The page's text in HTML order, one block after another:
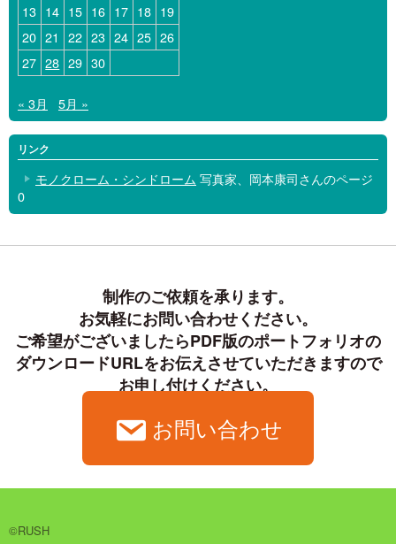
13 14 15 16 17 18 19
20 21 22 23 24 25 26
27 28 29 30
« 3月 5月 »
リンク
モノクローム・シンドローム 写真家、岡本康司さんのページ
0
制作のご依頼を承ります。
お気軽にお問い合わせください。
ご希望がございましたらPDF版のポートフォリオの
ダウンロードURLをお伝えさせていただきますので
お申し付けください。
お問い合わせ
©RUSH